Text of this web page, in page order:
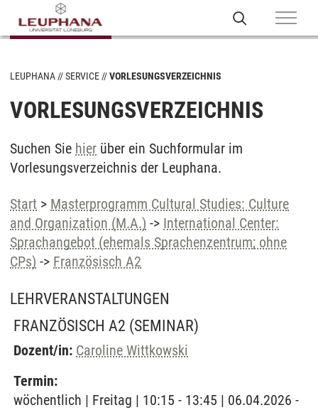
LEUPHANA SERVICE VORLESUNGSVERZEICHNIS
VORLESUNGSVERZEICHNIS
Suchen Sie hier über ein Suchformular im
Vorlesungsverzeichnis der Leuphana.
Start > Masterprogramm Cultural Studies: Culture
and Organization (M.A.) -> International Center:
Sprachangebot (ehemals Sprachenzentrum; ohne
CPs) -> Französisch A2
LEHRVERANSTALTUNGEN
FRANZÖSISCH A2 (SEMINAR)
Dozent/in: Caroline Wittkowski
Termin:
wöchentlich | Freitag | 10:15 - 13:45 | 06.04.2026 -